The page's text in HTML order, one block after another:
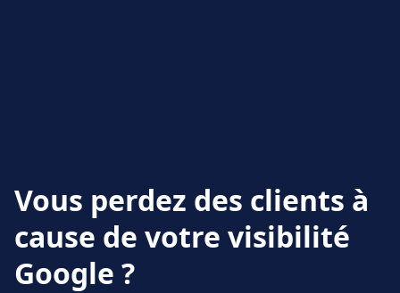
Vous perdez des clients à
cause de votre visibilité
Google ?